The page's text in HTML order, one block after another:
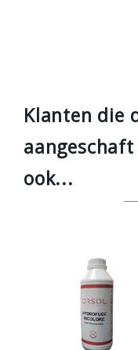
Klanten die
ook...